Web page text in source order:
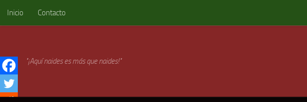
Skip to content
Inicio Contacto
"¡Aquí naides es más que naides!"